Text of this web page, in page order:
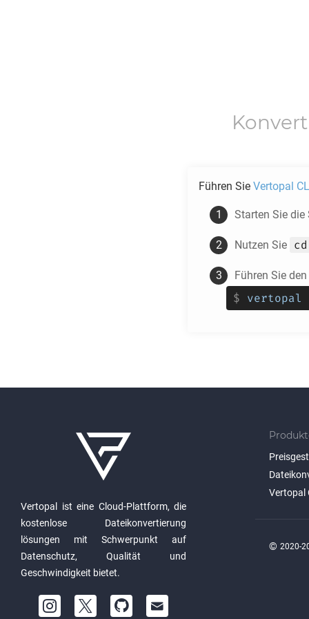
Führen Sie Vertopal
Starten Sie
Nutzen Sie cd
Führen Sie
$ vertopal
Vertopal ist eine Cloud-Plattform, die
kostenlose Dateikonvertierung
lösungen mit Schwerpunkt auf
Datenschutz, Qualität und
Geschwindigkeit bietet.
Vertopal
© 2020-